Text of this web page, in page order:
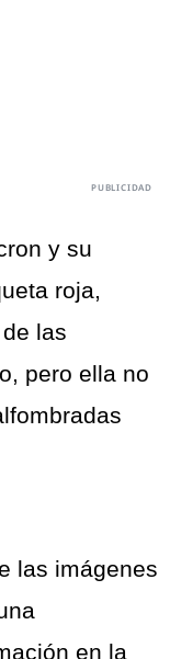
y su
roja,
las
pero ella no
las imágenes
en la